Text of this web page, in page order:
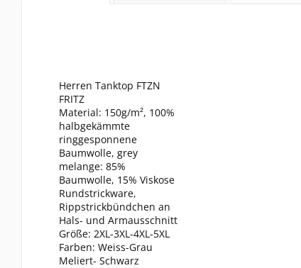
Herren Tanktop FTZN
FRITZ
Material: 150g/m², 100%
halbgekämmte
ringgesponnene
Baumwolle, grey
melange: 85%
Baumwolle, 15% Viskose
Rundstrickware,
Rippstrickbündchen an
Hals- und Armausschnitt
Größe: 2XL-3XL-4XL-5XL
Farben: Weiss-Grau
Meliert- Schwarz